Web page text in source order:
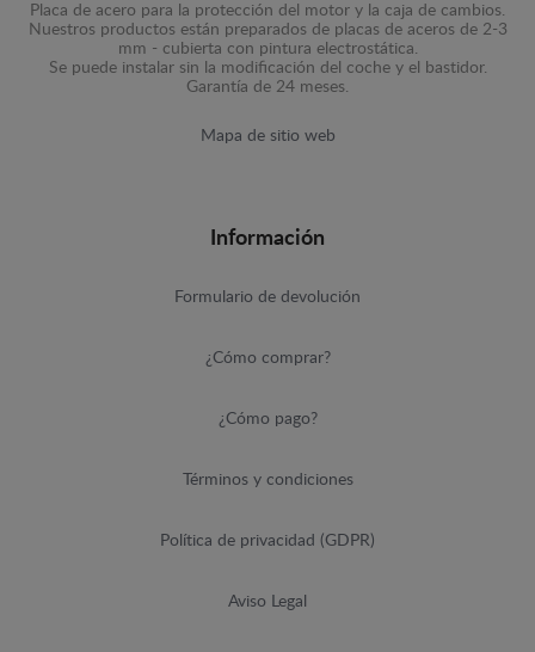
Placa de acero para la protección del motor y la caja de cambios.
Nuestros productos están preparados de placas de aceros de 2-3
mm - cubierta con pintura electrostática.
Se puede instalar sin la modificación del coche y el bastidor.
Garantía de 24 meses.
Mapa de sitio web
Información
Formulario de devolución
¿Cómo comprar?
¿Cómo pago?
Términos y condiciones
Política de privacidad (GDPR)
Aviso Legal